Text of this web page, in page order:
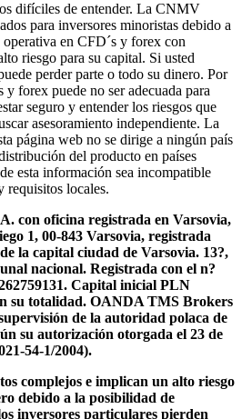
difíciles de entender. La CNMV
para inversores minoristas debido a
en CFD´s y forex con
riesgo para su capital. Si usted
perder parte o todo su dinero. Por
forex puede no ser adecuada para
seguro y entender los riesgos que
asesoramiento independiente. La
página web no se dirige a ningún país
del producto en países
esta información sea incompatible
requisitos locales.
con oficina registrada en Varsovia,
1, 00-843 Varsovia, registrada
la capital ciudad de Varsovia. 13?,
nacional. Registrada con el n?
Capital inicial PLN
su totalidad. OANDA TMS Brokers
de la autoridad polaca de
su autorización otorgada el 23 de
54-1/2004).
complejos e implican un alto riesgo
debido a la posibilidad de
inversores particulares pierden